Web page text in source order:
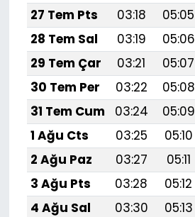
27 Tem Pts
03:18 05:05
28 Tem Sal
03:19 05:06
29 Tem Çar
03:21 05:07
30 Tem Per
03:22 05:08
31 Tem Cum
03:24 05:09
1 Ağu Cts
03:25 05:10
2 Ağu Paz
03:27 05:11
3 Ağu Pts
03:28 05:12
4 Ağu Sal
03:30 05:13